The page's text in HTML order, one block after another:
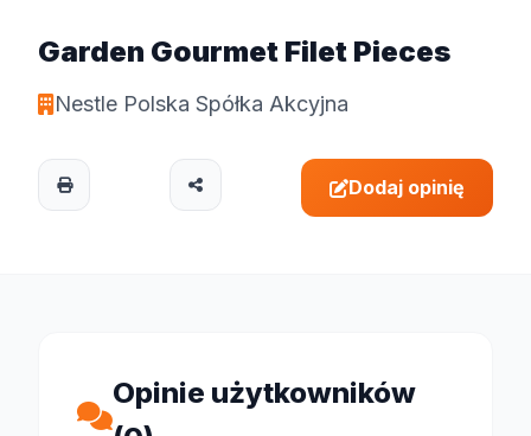
Garden Gourmet Filet Pieces
Nestle Polska Spółka Akcyjna
Dodaj opinię
Opinie użytkowników